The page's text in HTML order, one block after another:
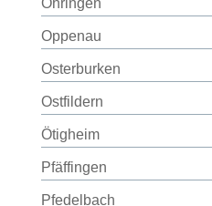
Öhringen
Oppenau
Osterburken
Ostfildern
Ötigheim
Pfäffingen
Pfedelbach